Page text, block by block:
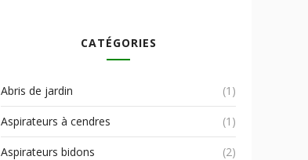
CATÉGORIES
Abris de jardin (1)
Aspirateurs à cendres (1)
Aspirateurs bidons (2)